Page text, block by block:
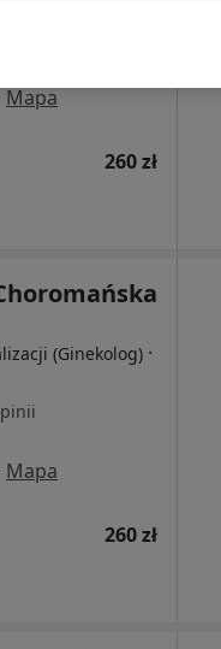
Mapa
260 zł
(Ginekolog) ·
Mapa
260 zł